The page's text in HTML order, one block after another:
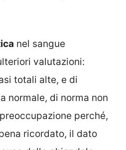
nel sangue
valutazioni:
totali alte, e di
normale, di norma non
perché,
ricordato, il dato